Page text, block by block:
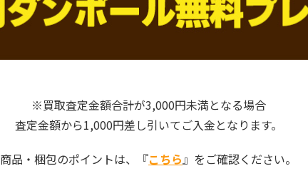
※買取査定金額合計が3,000円未満となる場合
査定金額から1,000円差し引いてご入金となります。
商品・梱包のポイントは、『こちら』をご確認ください。